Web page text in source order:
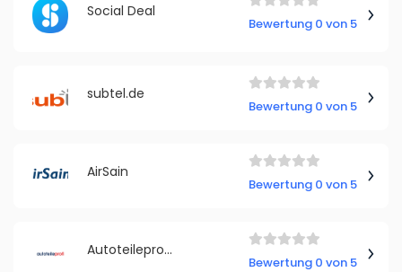
Social Deal
Bewertung 0 von 5
subtel.de
Bewertung 0 von 5
AirSain
Bewertung 0 von 5
Autoteileprofi Deutschland
Bewertung 0 von 5